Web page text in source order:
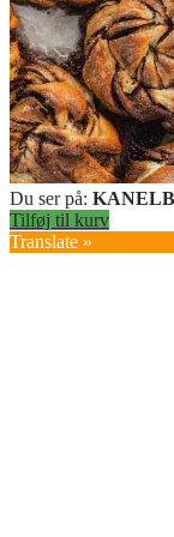
Du ser på:
Tilføj til kurv
Translate »